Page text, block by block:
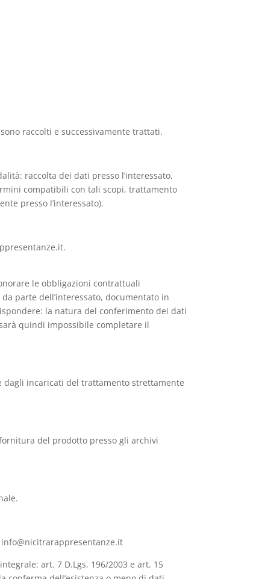
raccolti e successivamente trattati.
raccolta dei dati presso l’interessato,
compatibili con tali scopi, trattamento
presso l’interessato).
le obbligazioni contrattuali
parte dell’interessato, documentato in
la natura del conferimento dei dati
quindi impossibile completare il
incaricati del trattamento strettamente
del prodotto presso gli archivi
art. 7 D.Lgs. 196/2003 e art. 15